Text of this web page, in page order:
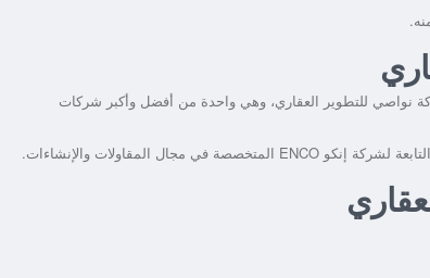
للتطوير العقاري، وهي واحدة من أفضل وأكبر شركات